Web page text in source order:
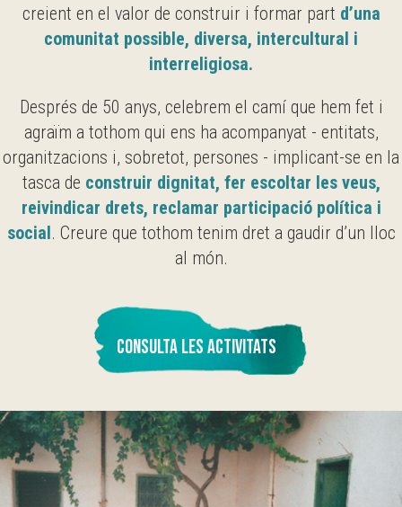
creient en el valor de construir i formar part d’una
comunitat possible, diversa, intercultural i
interreligiosa.
Després de 50 anys, celebrem el camí que hem fet i
agraïm a tothom qui ens ha acompanyat - entitats,
organitzacions i, sobretot, persones - implicant-se en la
tasca de construir dignitat, fer escoltar les veus,
reivindicar drets, reclamar participació política i
social. Creure que tothom tenim dret a gaudir d’un lloc
al món.
CONSULTA LES ACTIVITATS